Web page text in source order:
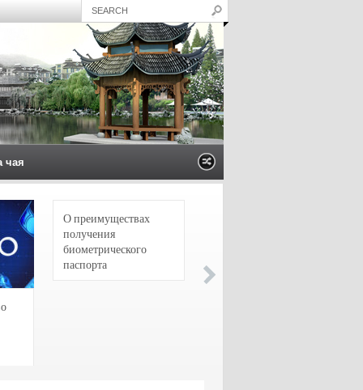
чая
О преимуществах
получения
биометрического
паспорта